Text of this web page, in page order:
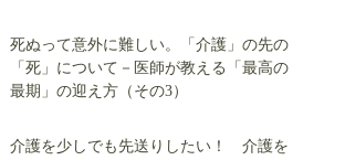
死ぬって意外に難しい。「介護」の先の
「死」について－医師が教える「最高の
最期」の迎え方（その3）
介護を少しでも先送りしたい！ 介護を